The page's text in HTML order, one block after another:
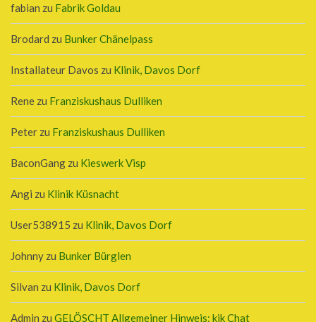
fabian zu Fabrik Goldau
Brodard zu Bunker Chänelpass
Installateur Davos zu Klinik, Davos Dorf
Rene zu Franziskushaus Dulliken
Peter zu Franziskushaus Dulliken
BaconGang zu Kieswerk Visp
Angi zu Klinik Küsnacht
User538915 zu Klinik, Davos Dorf
Johnny zu Bunker Bürglen
Silvan zu Klinik, Davos Dorf
Admin zu GELÖSCHT Allgemeiner Hinweis: kik Chat